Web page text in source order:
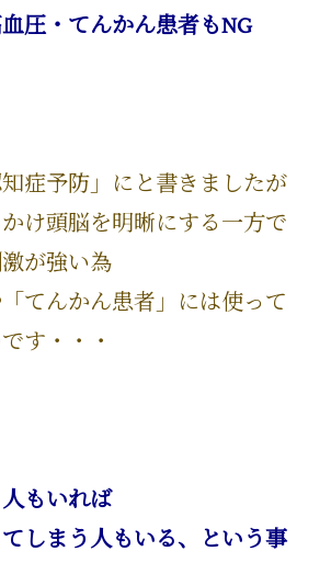
圧・てんかん患者もNG
症予防」にと書きましたが
け頭脳を明晰にする一方で
が強い為
「てんかん患者」には使って
す・・・
人もいれば
てしまう人もいる、という事